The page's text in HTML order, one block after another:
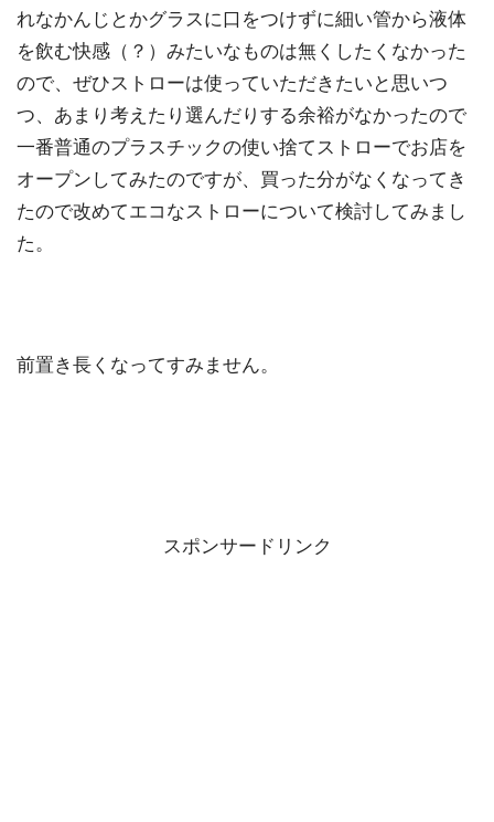
れなかんじとかグラスに口をつけずに細い管から液体
を飲む快感（？）みたいなものは無くしたくなかった
ので、ぜひストローは使っていただきたいと思いつ
つ、あまり考えたり選んだりする余裕がなかったので
一番普通のプラスチックの使い捨てストローでお店を
オープンしてみたのですが、買った分がなくなってき
たので改めてエコなストローについて検討してみまし
た。
前置き長くなってすみません。
スポンサードリンク